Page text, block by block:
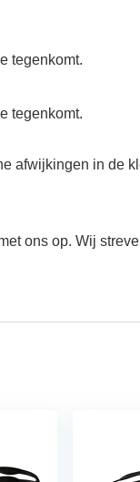
tegenkomt.
tegenkomt.
afwijkingen in de
ons op. Wij